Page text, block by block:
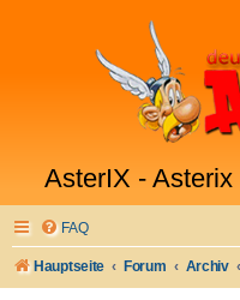
AsterIX -
FAQ
Hauptseite Forum Archiv